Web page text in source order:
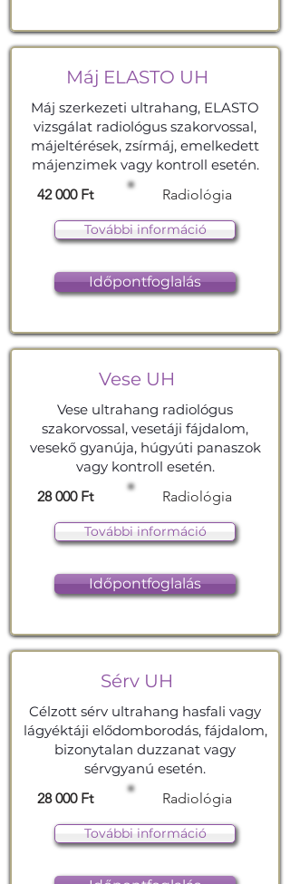
Máj ELASTO UH
Máj szerkezeti ultrahang, ELASTO
vizsgálat radiológus szakorvossal,
májeltérések, zsírmáj, emelkedett
májenzimek vagy kontroll esetén.
42 000 Ft
Radiológia
További információ
Időpontfoglalás
Vese UH
Vese ultrahang radiológus
szakorvossal, vesetáji fájdalom,
vesekő gyanúja, húgyúti panaszok
vagy kontroll esetén.
28 000 Ft
Radiológia
További információ
Időpontfoglalás
Sérv UH
Célzott sérv ultrahang hasfali vagy
lágyéktáji elődomborodás, fájdalom,
bizonytalan duzzanat vagy
sérvgyanú esetén.
28 000 Ft
Radiológia
További információ